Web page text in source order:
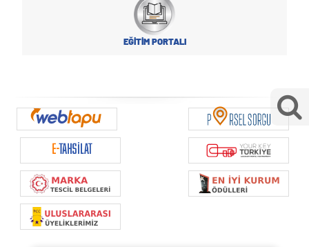
EĞİTİM PORTALI